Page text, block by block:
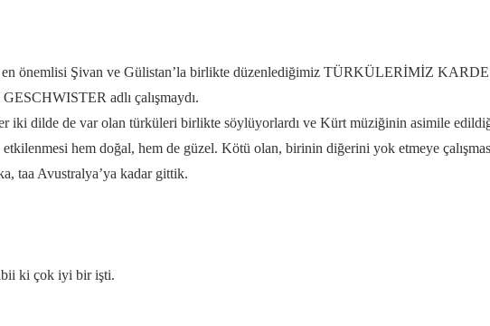
en önemlisi Şivan ve Gülistan’la birlikte düzenlediğimiz TÜRKÜLERİMİZ
adlı çalışmaydı.
dilde de var olan türküleri birlikte söylüyorlardı ve Kürt müziğinin asimile
hem doğal, hem de güzel. Kötü olan, birinin diğerini yok etmeye
taa Avustralya’ya kadar gittik.
ki çok iyi bir işti.